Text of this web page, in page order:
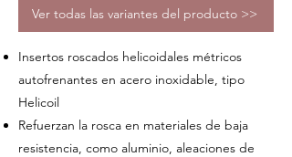
Ver todas las variantes del producto >>
Insertos roscados helicoidales métricos
autofrenantes en acero inoxidable, tipo
Helicoil
Refuerzan la rosca en materiales de baja
resistencia, como aluminio, aleaciones de